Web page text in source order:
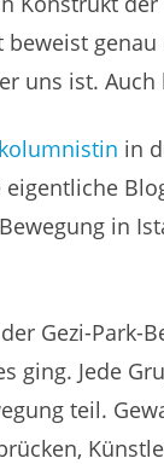
uns ist. Auch
in
in
Gezi-Park-
ging. Jede
teil.